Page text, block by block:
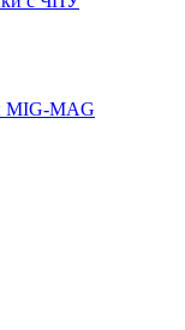
MIG-MAG